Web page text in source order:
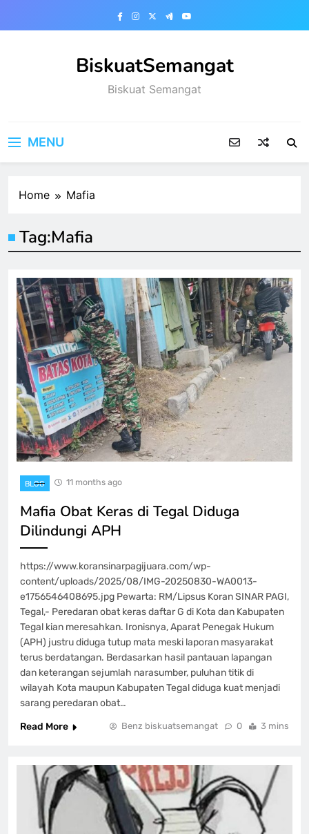
BiskuatSemangat
Biskuat Semangat
MENU
Home Mafia
Tag:Mafia
BLOG 11 months ago
Mafia Obat Keras di Tegal Diduga
Dilindungi APH
https://www.koransinarpagijuara.com/wp-
content/uploads/2025/08/IMG-20250830-WA0013-
e1756546408695.jpg Pewarta: RM/Lipsus Koran SINAR PAGI,
Tegal,- Peredaran obat keras daftar G di Kota dan Kabupaten
Tegal kian meresahkan. Ironisnya, Aparat Penegak Hukum
(APH) justru diduga tutup mata meski laporan masyarakat
terus berdatangan. Berdasarkan hasil pantauan lapangan
dan keterangan sejumlah narasumber, puluhan titik di
wilayah Kota maupun Kabupaten Tegal diduga kuat menjadi
sarang peredaran obat…
Read More
Benz biskuatsemangat 0 3 mins